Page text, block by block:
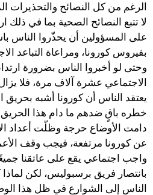
الرغم من كل النصائح
لا تتبع النصائح الصحية بما في ذلك
على المسؤولين أن يحذّروا الناس
بفيروس كورونا، ومراعاة التباعد
وحتى لو أخبروا الناس بضرورة ارتداء
الاجتماعي عشرة آلاف مرة، فلا
يعتقد الناس أن كورونا أشبه بحريق
خطره باقٍ ضدهم ما دام هذا الحريق
دامت الأوضاع حرجة وظلّت أعداد
عن كورونا مرتفعة، فيجب وقف
واجب اجتماعي يقع على عاتقنا
بانتصار فريق برسبوليس، لكن
الناس إلى الشوارع في ظل هذا